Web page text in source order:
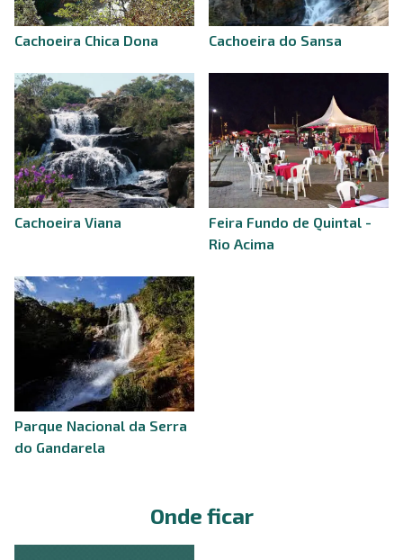
Cachoeira Chica Dona Cachoeira do Sansa
Cachoeira Viana
Feira Fundo de Quintal -
Rio Acima
Parque Nacional da Serra
do Gandarela
Onde ficar